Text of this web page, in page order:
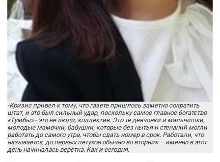
-Кризис привел к тому, что газете пришлось заметно сократить
штат, и это был сильный удар, поскольку самое главное богатство
«Тумбы» - это её люди, коллектив. Это те девчонки и мальчишки,
молодые мамочки, бабушки, которые без нытья и стенаний могли
работать до самого утра, чтобы сдать номер в срок. Работали, что
называется, до первых петухов обычно во вторник – именно в этот
день начиналась верстка. Как и сегодня.